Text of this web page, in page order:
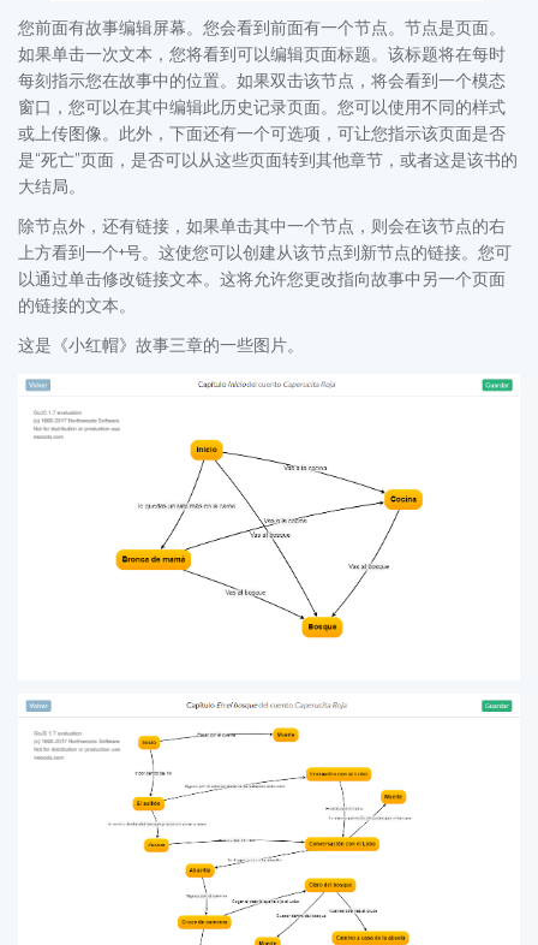
您前面有故事编辑屏幕。您会看到前面有一个节点。节点是页面。
如果单击一次文本，您将看到可以编辑页面标题。该标题将在每时
每刻指示您在故事中的位置。如果双击该节点，将会看到一个模态
窗口，您可以在其中编辑此历史记录页面。您可以使用不同的样式
或上传图像。此外，下面还有一个可选项，可让您指示该页面是否
是“死亡”页面，是否可以从这些页面转到其他章节，或者这是该书的
大结局。
除节点外，还有链接，如果单击其中一个节点，则会在该节点的右
上方看到一个+号。这使您可以创建从该节点到新节点的链接。您可
以通过单击修改链接文本。这将允许您更改指向故事中另一个页面
的链接的文本。
这是《小红帽》故事三章的一些图片。